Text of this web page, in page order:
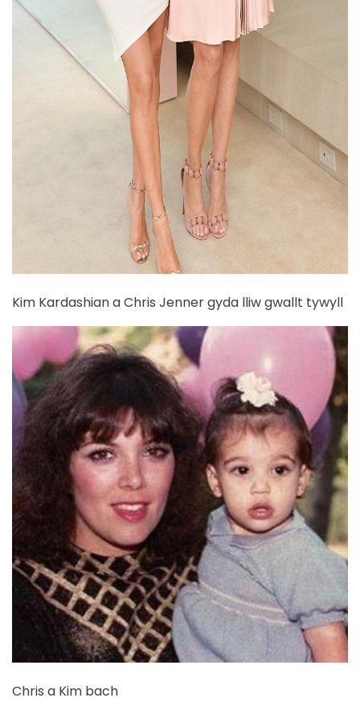
ad
Kim Kardashian a Chris Jenner gyda lliw gwallt tywyll
Chris a Kim bach